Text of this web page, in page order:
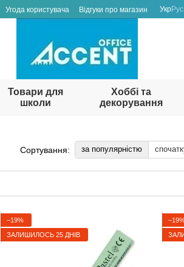
Угода користувача Відгуки про магазин УкрРус
Товари для
школи
Хоббі та
декорування
Сортування: за популярністю
−19%
ЗАЛИШИЛОСЬ 25 ДНІВ